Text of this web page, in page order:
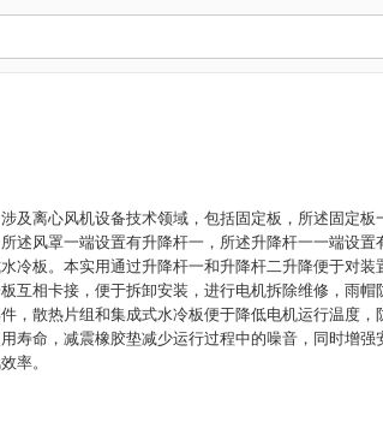
及离心风机设备技术领域，包括固定板，所述固定板
述风罩一端设置有升降杆一，所述升降杆一一端设置
冷板。本实用通过升降杆一和升降杆二升降便于对装
互相卡接，便于拆卸安装，进行电机拆除维修，雨帽
，散热片组和集成式水冷板便于降低电机运行温度，
寿命，减震橡胶垫减少运行过程中的噪音，同时增强
率。